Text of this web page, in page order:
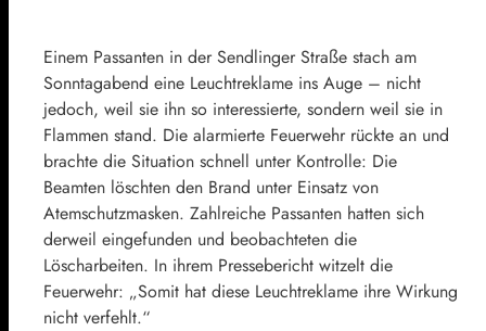
Einem Passanten in der Sendlinger Straße stach am
Sonntagabend eine Leuchtreklame ins Auge – nicht
jedoch, weil sie ihn so interessierte, sondern weil sie in
Flammen stand. Die alarmierte Feuerwehr rückte an und
brachte die Situation schnell unter Kontrolle: Die
Beamten löschten den Brand unter Einsatz von
Atemschutzmasken. Zahlreiche Passanten hatten sich
derweil eingefunden und beobachteten die
Löscharbeiten. In ihrem Pressebericht witzelt die
Feuerwehr: „Somit hat diese Leuchtreklame ihre Wirkung
nicht verfehlt.“